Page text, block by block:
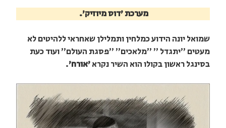
מערכת 'דוס מיוזיק'.
שמואל יונה הידוע כמלחין ותמלילן שאחראי ללהיטים לא
מעטים ״יתגדל ״ ״מלאכים״ ״פסגת העולם״ ועוד כעת
בסינגל ראשון בקולו הוא השיר נקרא'אורח'.